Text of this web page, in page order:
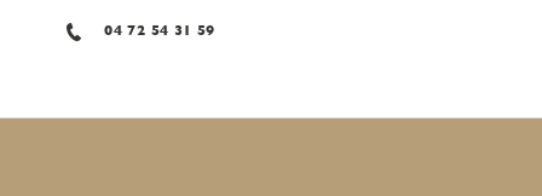
04 72 54 31 59